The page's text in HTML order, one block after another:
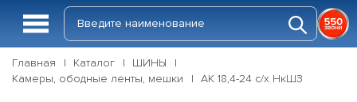
Главная Каталог
ШИНЫ
Камеры, ободные ленты, мешки
АК 18,4-24 с/х НкШЗ